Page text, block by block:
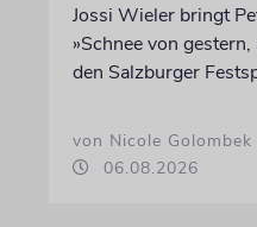
Jossi Wieler bringt
»Schnee von
den Salzburger
von Nicole Golombek
06.08.2026